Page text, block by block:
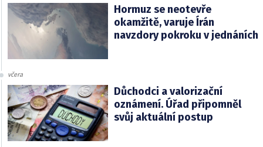
Hormuz se neotevře
okamžitě, varuje Írán
navzdory pokroku v jednáních
včera
Důchodci a valorizační
oznámení. Úřad připomněl
svůj aktuální postup